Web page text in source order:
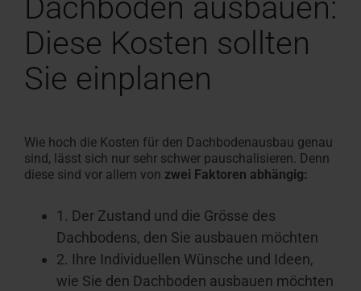
Dachboden ausbauen:
Diese Kosten sollten
Sie einplanen
Wie hoch die Kosten für den Dachbodenausbau genau
sind, lässt sich nur sehr schwer pauschalisieren. Denn
diese sind vor allem von zwei Faktoren abhängig:
1. Der Zustand und die Grösse des
Dachbodens, den Sie ausbauen möchten
2. Ihre Individuellen Wünsche und Ideen,
wie Sie den Dachboden ausbauen möchten